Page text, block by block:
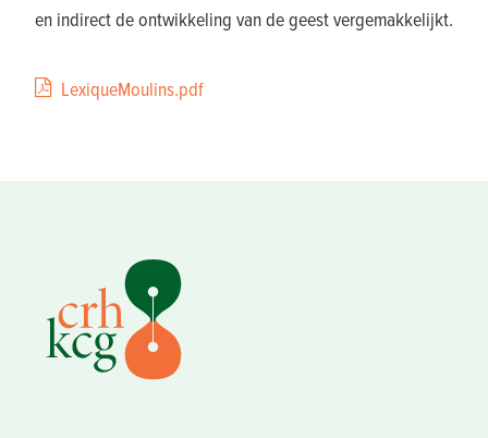
en indirect de ontwikkeling van de geest vergemakkelijkt.
LexiqueMoulins.pdf